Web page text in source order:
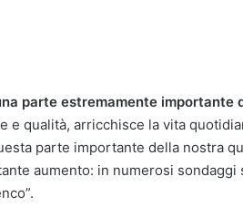
parte estremamente importante
e qualità, arricchisce la vita
parte importante della nostra
aumento: in numerosi sondaggi